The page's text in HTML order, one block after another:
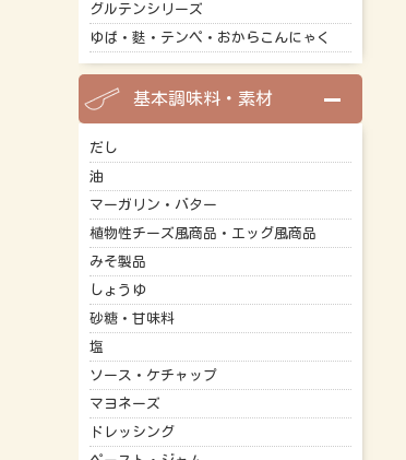
グルテンシリーズ
ゆば・麩・テンペ・おからこんにゃく
基本調味料・素材
だし
油
マーガリン・バター
植物性チーズ風商品・エッグ風商品
みそ製品
しょうゆ
砂糖・甘味料
塩
ソース・ケチャップ
マヨネーズ
ドレッシング